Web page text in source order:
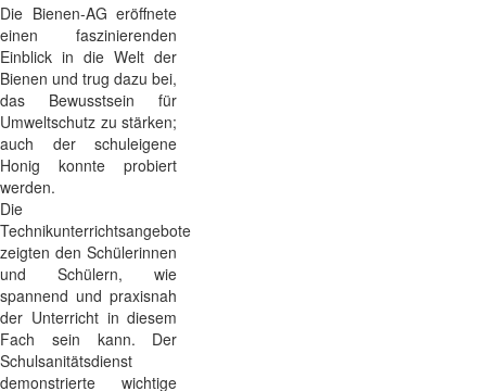
Die Bienen-AG eröffnete
einen faszinierenden
Einblick in die Welt der
Bienen und trug dazu bei,
das Bewusstsein für
Umweltschutz zu stärken;
auch der schuleigene
Honig konnte probiert
werden.
Die
Technikunterrichtsangebote
zeigten den Schülerinnen
und Schülern, wie
spannend und praxisnah
der Unterricht in diesem
Fach sein kann. Der
Schulsanitätsdienst
demonstrierte wichtige